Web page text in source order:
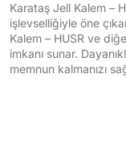
Karataş Jell Kalem –
işlevselliğiyle öne
Kalem – HUSR ve
imkanı sunar.
memnun kalmanızı